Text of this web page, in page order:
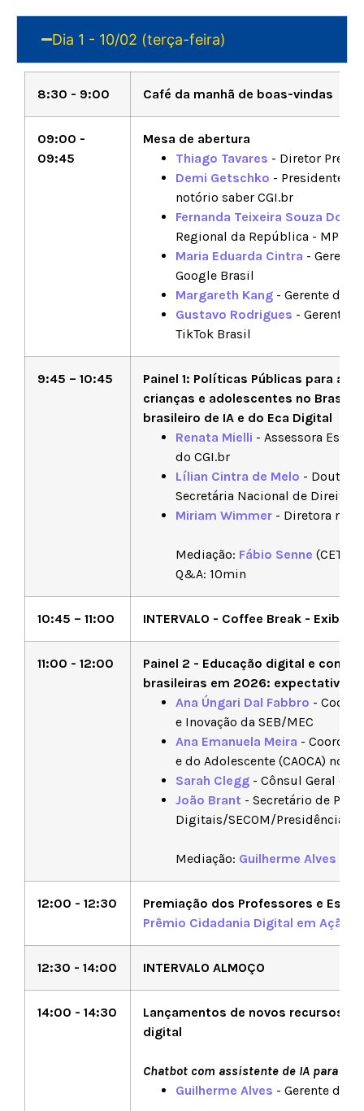
Dia 1 - 10/02 (terça-feira)
8:30 - 9:00 Café da manhã de boas-vindas
09:00 -
09:45
Mesa de abertura
Thiago Tavares - Diretor
Demi Getschko - Presidente
notório saber CGI.br
Fernanda Teixeira Souza
Regional da República - MPF
Maria Eduarda Cintra -
Google Brasil
Margareth Kang - Gerente de
Gustavo Rodrigues - Gerente
TikTok Brasil
9:45 – 10:45
Painel 1: Políticas Públicas para a
crianças e adolescentes no Brasil:
brasileiro de IA e do Eca Digital
Renata Mielli - Assessora
do CGI.br
Lílian Cintra de Melo - Doutora
Secretária Nacional de Direitos
Miriam Wimmer - Diretora na
Mediação: Fábio Senne
Q&A: 10min
10:45 – 11:00 INTERVALO - Coffee Break -
11:00 - 12:00
Painel 2 - Educação digital e
brasileiras em 2026: expectativas
Ana Úngari Dal Fabbro -
e Inovação da SEB/MEC
Ana Emanuela Meira -
e do Adolescente (CAOCA) no
Sarah Clegg - Cônsul Geral do
João Brant - Secretário de
Digitais/SECOM/Presidência
Mediação: Guilherme Alves
12:00 - 12:30
Premiação dos Professores e
Prêmio Cidadania Digital em Ação
12:30 - 14:00 INTERVALO ALMOÇO
14:00 - 14:30
Lançamentos de novos recursos
digital
Chatbot com assistente de IA para
Guilherme Alves - Gerente de